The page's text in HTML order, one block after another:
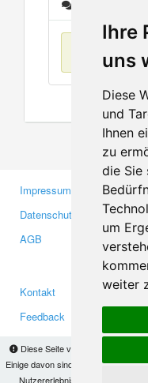
Ihre
uns
Diese
und
Ihnen
zu
die Sie
um
weiter
Diese Seite verwendet Cookies,
Einige davon sind notwendig, damit
Nutzererlebnis zu verbessern.
Keine
Impressum
Datenschutzerklärung
AGB
Kontakt
Feedback